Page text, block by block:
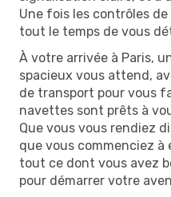
Une fois les contrôles
tout le temps de vous
À votre arrivée à Paris,
spacieux vous attend,
de transport pour vous
navettes sont prêts à
Que vous vous rendiez
que vous commenciez à
tout ce dont vous avez
pour démarrer votre